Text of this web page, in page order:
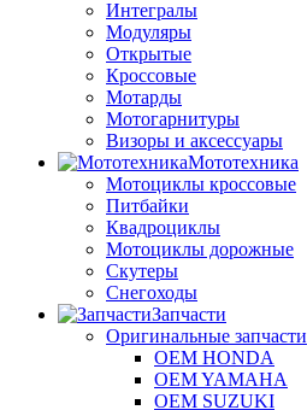
Интегралы
Модуляры
Открытые
Кроссовые
Мотарды
Мотогарнитуры
Визоры и аксессуары
Мототехника
Мотоциклы кроссовые
Питбайки
Квадроциклы
Мотоциклы дорожные
Скутеры
Снегоходы
Запчасти
Оригинальные запчасти
OEM HONDA
OEM YAMAHA
OEM SUZUKI